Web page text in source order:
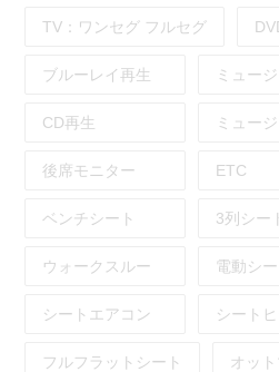
TV： ワンセグ フルセグ
ブルーレイ再生 ミュー
CD再生 ミュー
後席モニター ETC
ベンチシート 3列シー
ウォークスルー 電動シー
シートエアコン シート
フルフラットシート オッ